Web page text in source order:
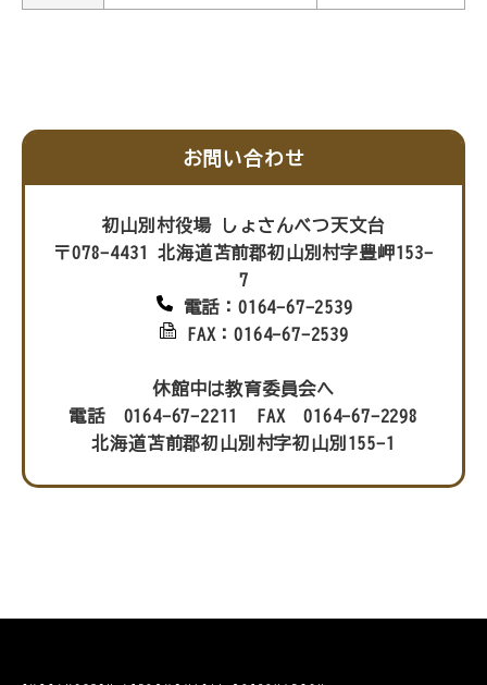
お問い合わせ
初山別村役場 しょさんべつ天文台
〒078-4431 北海道苫前郡初山別村字豊岬153-
7
電話：0164-67-2539
FAX：0164-67-2539
休館中は教育委員会へ
電話 0164-67-2211 FAX 0164-67-2298
北海道苫前郡初山別村字初山別155-1